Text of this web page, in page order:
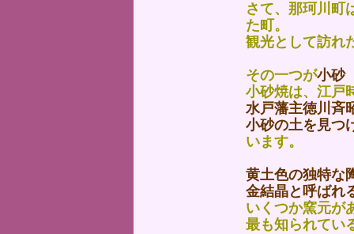
さて、那珂川町
た町。
観光として訪れ
その一つが小砂
小砂焼は、江戸
水戸藩主徳川斉
小砂の土を見つ
います。
黄土色の独特な
金結晶と呼ばれ
いくつか窯元が
最も知られてい